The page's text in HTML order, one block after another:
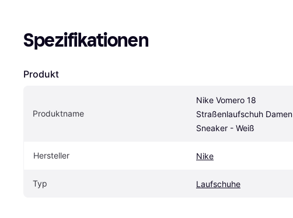
Spezifikationen
Produkt
Produktname
Nike Vomero 18
Straßenlaufschuh Damen
Sneaker - Weiß
Hersteller Nike
Typ Laufschuhe